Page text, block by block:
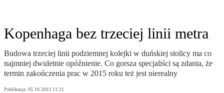
Kopenhaga bez trzeciej linii metra
Budowa trzeciej linii podziemnej kolejki w duńskiej stolicy ma co
najmniej dwuletnie opóźnienie. Co gorsza specjaliści są zdania, że
termin zakończenia prac w 2015 roku też jest nierealny
Publikacja: 05.10.2013 11:21